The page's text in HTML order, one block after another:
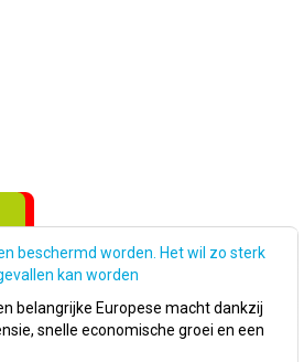
beschermd worden. Het wil zo sterk
kan worden
belangrijke Europese macht dankzij
snelle economische groei en een